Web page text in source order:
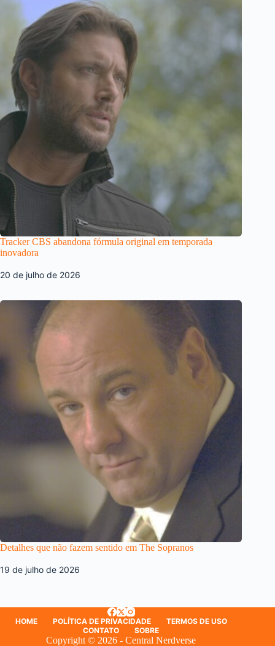
Tracker CBS abandona fórmula original em temporada
inovadora
20 de julho de 2026
Detalhes que não fazem sentido em The Sopranos
19 de julho de 2026
HOME POLÍTICA DE PRIVACIDADE
TERMOS DE USO
CONTATO
SOBRE
Copyright © 2026 - Central Nerdverse